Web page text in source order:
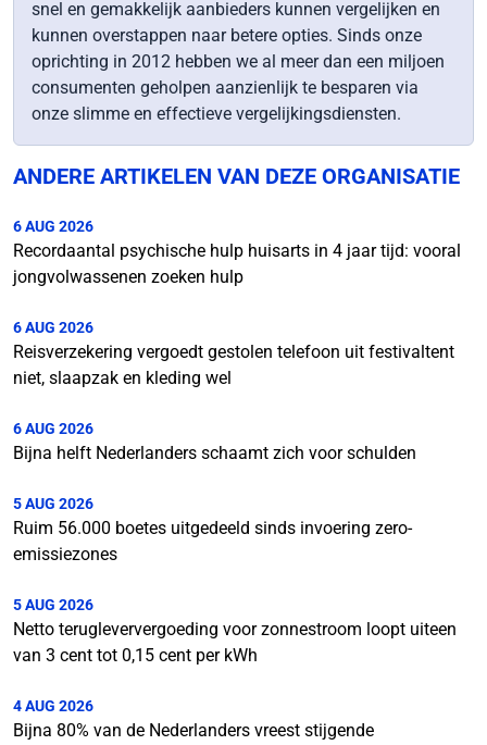
snel en gemakkelijk aanbieders kunnen vergelijken en
kunnen overstappen naar betere opties. Sinds onze
oprichting in 2012 hebben we al meer dan een miljoen
consumenten geholpen aanzienlijk te besparen via
onze slimme en effectieve vergelijkingsdiensten.
ANDERE ARTIKELEN VAN DEZE ORGANISATIE
6 AUG 2026
Recordaantal psychische hulp huisarts in 4 jaar tijd: vooral
jongvolwassenen zoeken hulp
6 AUG 2026
Reisverzekering vergoedt gestolen telefoon uit festivaltent
niet, slaapzak en kleding wel
6 AUG 2026
Bijna helft Nederlanders schaamt zich voor schulden
5 AUG 2026
Ruim 56.000 boetes uitgedeeld sinds invoering zero-
emissiezones
5 AUG 2026
Netto terugleververgoeding voor zonnestroom loopt uiteen
van 3 cent tot 0,15 cent per kWh
4 AUG 2026
Bijna 80% van de Nederlanders vreest stijgende